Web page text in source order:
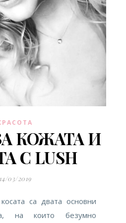
КОЖАТА И
С LUSH
14/03/2019
са двата основни
на които безумно